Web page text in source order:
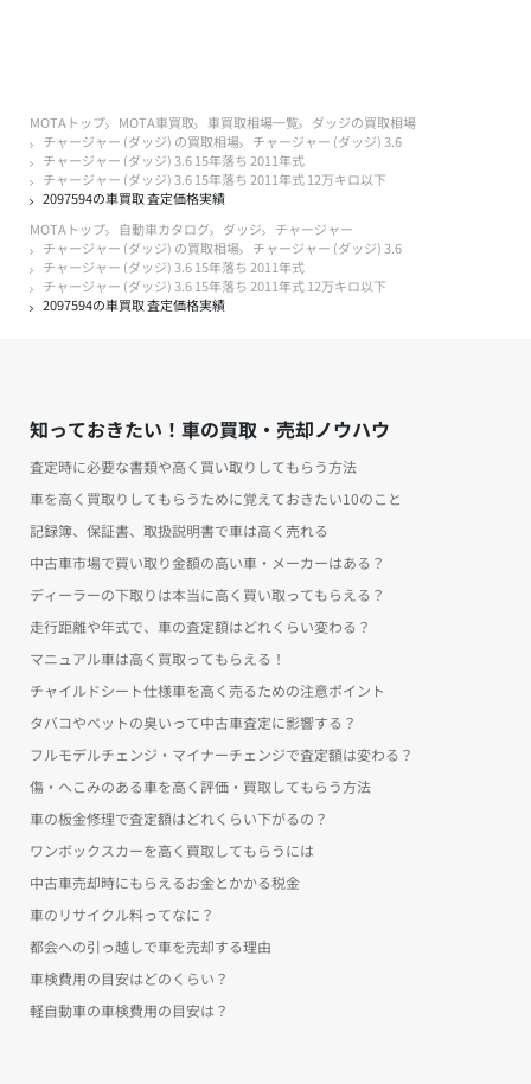
MOTAトップ MOTA車買取 車買取相場一覧
ダッジの買取相場
チャージャー (ダッジ) の買取相場
チャージャー (ダッジ) 3.6
チャージャー (ダッジ) 3.6 15年落ち 2011年式
チャージャー (ダッジ) 3.6 15年落ち 2011年式 12万キロ以下
2097594の車買取 査定価格実績
MOTAトップ
自動車カタログ ダッジ
チャージャー
チャージャー (ダッジ) の買取相場
チャージャー (ダッジ) 3.6
チャージャー (ダッジ) 3.6 15年落ち 2011年式
チャージャー (ダッジ) 3.6 15年落ち 2011年式 12万キロ以下
2097594の車買取 査定価格実績
知っておきたい！車の買取・売却ノウハウ
査定時に必要な書類や高く買い取りしてもらう方法
車を高く買取りしてもらうために覚えておきたい10のこと
記録簿、保証書、取扱説明書で車は高く売れる
中古車市場で買い取り金額の高い車・メーカーはある？
ディーラーの下取りは本当に高く買い取ってもらえる？
走行距離や年式で、車の査定額はどれくらい変わる？
マニュアル車は高く買取ってもらえる！
チャイルドシート仕様車を高く売るための注意ポイント
タバコやペットの臭いって中古車査定に影響する？
フルモデルチェンジ・マイナーチェンジで査定額は変わる？
傷・へこみのある車を高く評価・買取してもらう方法
車の板金修理で査定額はどれくらい下がるの？
ワンボックスカーを高く買取してもらうには
中古車売却時にもらえるお金とかかる税金
車のリサイクル料ってなに？
都会への引っ越しで車を売却する理由
車検費用の目安はどのくらい？
軽自動車の車検費用の目安は？